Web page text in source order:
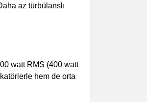
az türbülanslı
watt RMS (400 watt
hem de orta